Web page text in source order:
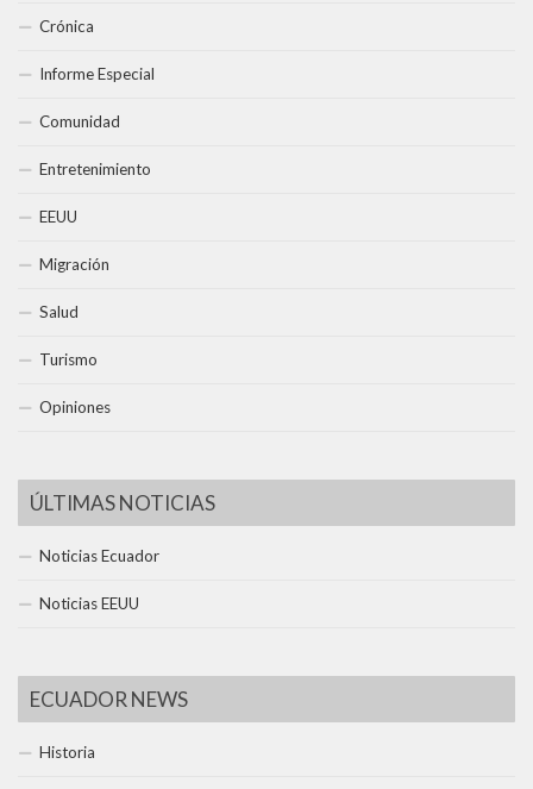
Crónica
Informe Especial
Comunidad
Entretenimiento
EEUU
Migración
Salud
Turismo
Opiniones
ÚLTIMAS NOTICIAS
Noticias Ecuador
Noticias EEUU
ECUADOR NEWS
Historia